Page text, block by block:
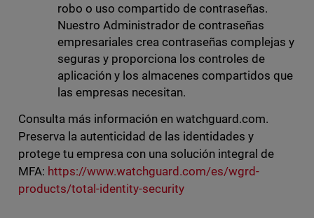
robo o uso compartido de contraseñas.
Nuestro Administrador de contraseñas
empresariales crea contraseñas complejas y
seguras y proporciona los controles de
aplicación y los almacenes compartidos que
las empresas necesitan.
Consulta más información en watchguard.com.
Preserva la autenticidad de las identidades y
protege tu empresa con una solución integral de
MFA: https://www.watchguard.com/es/wgrd-
products/total-identity-security